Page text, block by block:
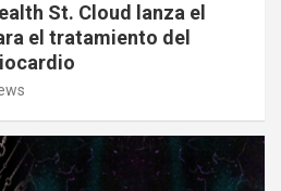
St. Cloud lanza el
el tratamiento del